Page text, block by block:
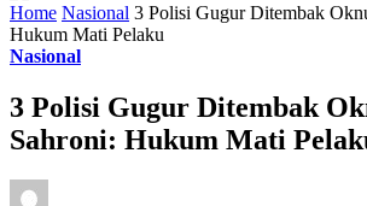
Home Nasional 3 Polisi Gugur Ditembak
Hukum Mati Pelaku
Nasional
3 Polisi Gugur Ditembak
Sahroni: Hukum Mati